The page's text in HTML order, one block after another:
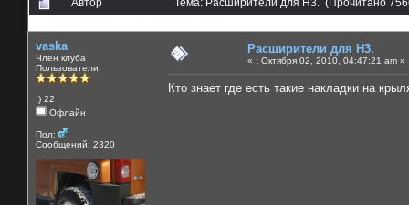
vaska
Член клуба
Пользователи
:) 22
Офлайн
Пол:
Сообщений: 2320
Расширители для Н3.
« : Октября 02, 2010, 04:47:21 am »
Кто знает где есть такие накладки на